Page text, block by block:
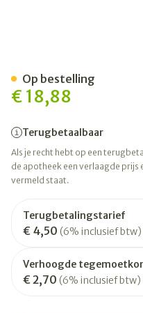
€ 18,88
Terugbetaalbaar
Als je recht hebt op een
de apotheek een verlaagde prijs
vermeld staat.
Terugbetalingstarief
€ 4,50 (6% inclusief btw)
Verhoogde
€ 2,70 (6% inclusief btw)
Op bestelling